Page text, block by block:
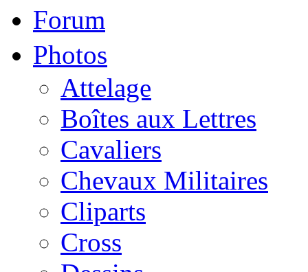
Forum
Photos
Attelage
Boîtes aux Lettres
Cavaliers
Chevaux Militaires
Cliparts
Cross